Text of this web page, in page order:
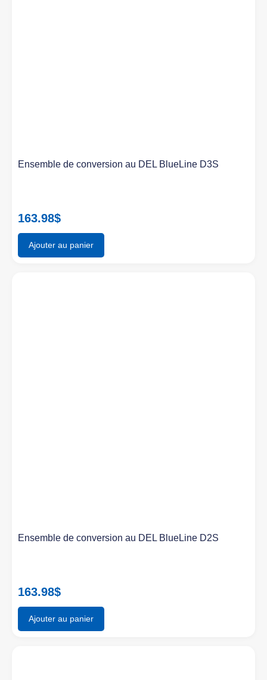
Ensemble de conversion au DEL BlueLine D3S
163.98$
Ajouter au panier
Ensemble de conversion au DEL BlueLine D2S
163.98$
Ajouter au panier